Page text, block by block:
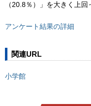
（20.8％）」を大きく上回
アンケート結果の詳細
関連URL
小学館